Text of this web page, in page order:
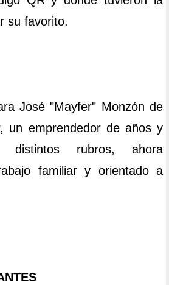
su favorito.
José "Mayfer" Monzón de
un emprendedor de años y
rubros, ahora
familiar y orientado a